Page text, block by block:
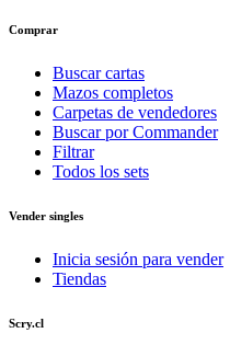
Comprar
Buscar cartas
Mazos completos
Carpetas de vendedores
Buscar por Commander
Filtrar
Todos los sets
Vender singles
Inicia sesión para vender
Tiendas
Scry.cl